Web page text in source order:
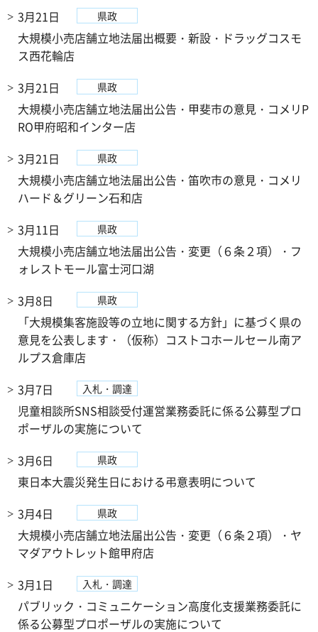
3月21日
県政
大規模小売店舗立地法届出概要・新設・ドラッグコスモ
ス西花輪店
3月21日
県政
大規模小売店舗立地法届出公告・甲斐市の意見・コメリP
RO甲府昭和インター店
3月21日
県政
大規模小売店舗立地法届出公告・笛吹市の意見・コメリ
ハード＆グリーン石和店
3月11日
県政
大規模小売店舗立地法届出公告・変更（６条２項）・フ
ォレストモール富士河口湖
3月8日
県政
「大規模集客施設等の立地に関する方針」に基づく県の
意見を公表します・（仮称）コストコホールセール南ア
ルプス倉庫店
3月7日
入札・調達
児童相談所SNS相談受付運営業務委託に係る公募型プロ
ポーザルの実施について
3月6日
県政
東日本大震災発生日における弔意表明について
3月4日
県政
大規模小売店舗立地法届出公告・変更（６条２項）・ヤ
マダアウトレット館甲府店
3月1日
入札・調達
パブリック・コミュニケーション高度化支援業務委託に
係る公募型プロポーザルの実施について